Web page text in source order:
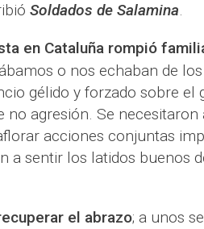
Soldados de Salamina.
en Cataluña rompió
o nos echaban de
gélido y forzado sobre el
no agresión. Se
acciones conjuntas
a sentir los latidos buenos
el abrazo; a unos